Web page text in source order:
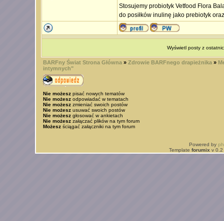
Stosujemy probiotyk Vetfood Flora
do posiłków inulinę jako prebiotyk
Wyświetl posty z
BARFny Świat Strona Główna» Zdrowie BARFnego drapieżnika»
intymnych"
Nie możeszpisać nowych tematów
Nie możeszodpowiadać w tematach
Nie możeszzmieniać swoich postów
Nie możeszusuwać swoich postów
Nie możeszgłosować w ankietach
Nie możeszzałączać plików na tym forum
Możeszściągać załączniki na tym forum
Powered by
Template forumix v 0.2